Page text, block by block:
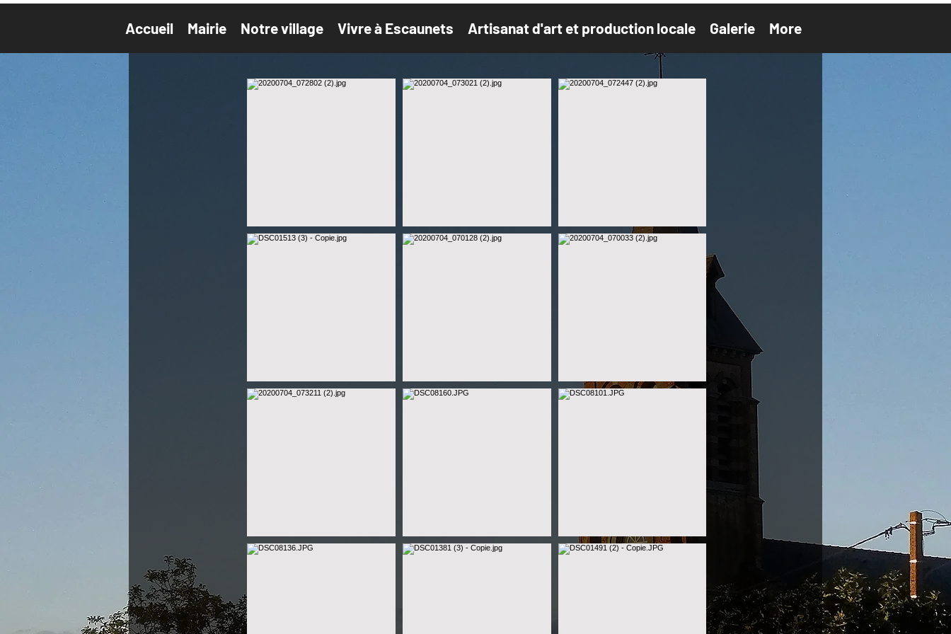
Accueil Mairie Notre village Vivre à Escaunets Artisanat d'art et production locale Galerie More